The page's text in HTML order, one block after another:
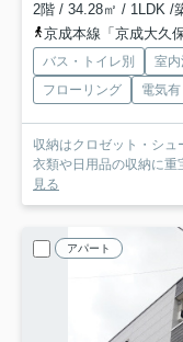
2階 / 34.28㎡ / 1LDK /
京成本線「京成大久
バス・トイレ別 室
フローリング
電気有
収納はクロゼット・シュ
衣類や日用品の収納に重
見る
アパート